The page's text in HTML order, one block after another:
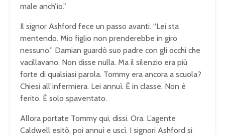
male anch’io.”
Il signor Ashford fece un passo avanti. “Lei sta
mentendo. Mio figlio non prenderebbe in giro
nessuno.” Damian guardò suo padre con gli occhi che
vacillavano. Non disse nulla. Ma il silenzio era più
forte di qualsiasi parola. Tommy era ancora a scuola?
Chiesi all’infermiera. Lei annuì. È in classe. Non è
ferito. È solo spaventato.
Allora portate Tommy qui, dissi. Ora. L’agente
Caldwell esitò, poi annuì e uscì. I signori Ashford si